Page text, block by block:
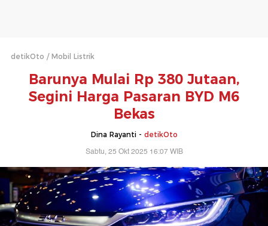
detikOto Mobil Listrik
Barunya Mulai Rp 380 Jutaan,
Segini Harga Pasaran BYD M6
Bekas
Dina Rayanti - detikOto
Sabtu, 25 Okt 2025 16:07 WIB